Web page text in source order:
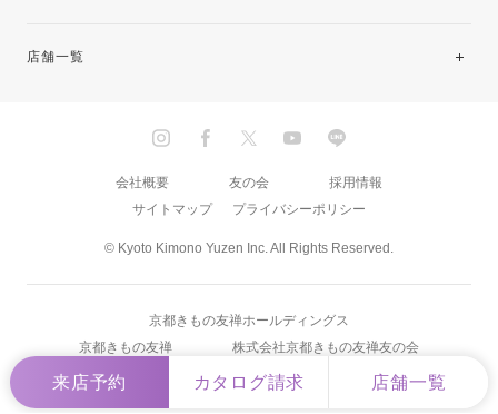
来店予約 カタログ請求 店舗一覧
店舗一覧
九州
© Kyoto Kimono Yuzen Inc. All Rights Reserved.
会社概要 友の会
採用情報
サイトマップ
プライバシーポリシー
京都きもの友禅ホールディングス
京都きもの友禅
株式会社京都きもの友禅友の会